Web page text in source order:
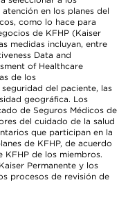
en los planes del
como lo hace para
de KFHP (Kaiser
medidas incluyan, entre
Data and
of Healthcare
de los
del paciente, las
geográfica. Los
de Seguros Médicos de
del cuidado de la salud
que participan en la
de KFHP, de acuerdo
de los miembros.
Permanente y los
procesos de revisión de